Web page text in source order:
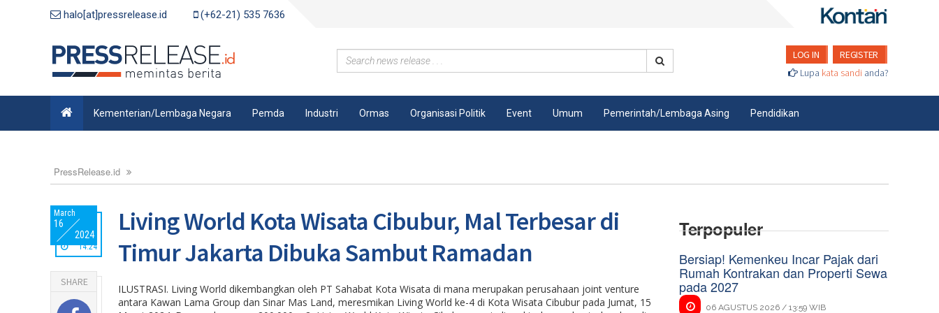
halo[at]pressrelease.id (+62-21) 535 7636
LOG IN
REGISTER
Lupa kata sandi anda?
Kementerian/Lembaga Negara Pemda Industri Ormas Organisasi Politik Event Umum Pemerintah/Lembaga Asing Pendidikan
PressRelease.id
March
16
2024
14:24
SHARE
Living World Kota Wisata Cibubur, Mal Terbesar di
Timur Jakarta Dibuka Sambut Ramadan
ILUSTRASI. Living World dikembangkan oleh PT Sahabat Kota Wisata di mana merupakan perusahaan joint venture
antara Kawan Lama Group dan Sinar Mas Land, meresmikan Living World ke-4 di Kota Wisata Cibubur pada Jumat, 15
Terpopuler
Bersiap! Kemenkeu Incar Pajak dari
Rumah Kontrakan dan Properti Sewa
pada 2027
06 AGUSTUS 2026 / 13:59 WIB